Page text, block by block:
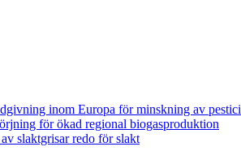
inom Europa för minskning av
för ökad regional biogasproduktion
slaktgrisar redo för slakt